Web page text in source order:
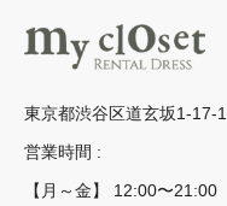
東京都渋谷区道玄坂1-17-
営業時間 :
【月～金】 12:00〜